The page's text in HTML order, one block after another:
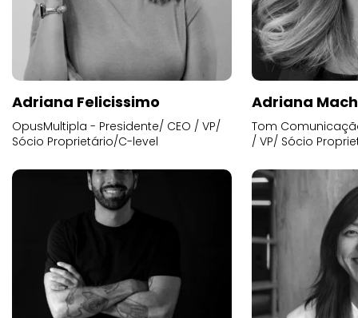
Adriana Felicissimo
OpusMultipla - Presidente/ CEO / VP/
Sócio Proprietário/C-level
Adriana
Tom
/ VP/ Sócio